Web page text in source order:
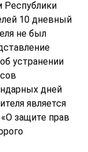
Республики
10 дневный
не был
устранении
дней
является
защите прав